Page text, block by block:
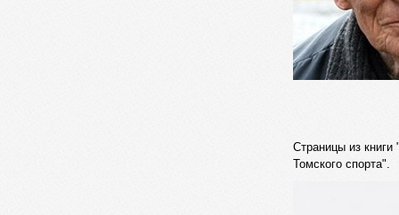
Страницы из книги
Томского спорта".